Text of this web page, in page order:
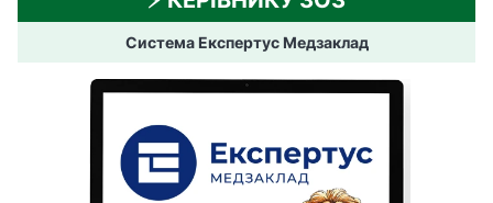
Система Експертус Медзаклад